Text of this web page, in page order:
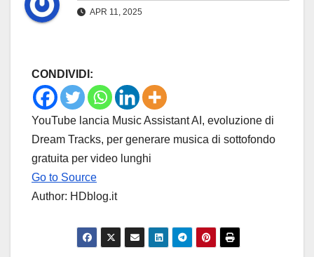
APR 11, 2025
CONDIVIDI:
YouTube lancia Music Assistant AI, evoluzione di
Dream Tracks, per generare musica di sottofondo
gratuita per video lunghi
Go to Source
Author: HDblog.it